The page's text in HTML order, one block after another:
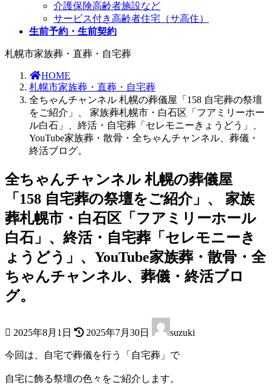
介護保険高齢者施設など
サービス付き高齢者住宅（サ高住）
生前予約・生前契約
札幌市家族葬・直葬・自宅葬
HOME
札幌市家族葬・直葬・自宅葬
全ちゃんチャンネル 札幌の葬儀屋「158 自宅葬の祭壇
をご紹介」、 家族葬札幌市・白石区「フアミリーホー
ル白石」、終活・自宅葬「セレモニーきょうどう」、
YouTube家族葬・散骨・全ちゃんチャンネル、葬儀・
終活ブログ。
全ちゃんチャンネル 札幌の葬儀屋
「158 自宅葬の祭壇をご紹介」、 家族
葬札幌市・白石区「フアミリーホール
白石」、終活・自宅葬「セレモニーき
ょうどう」、YouTube家族葬・散骨・全
ちゃんチャンネル、葬儀・終活ブロ
グ。
2025年8月1日
終
更
新
日
2025年7月30日 suzuki
今回は、自宅で葬儀を行う「自宅葬」で
自宅に飾る祭壇の色々をご紹介します。